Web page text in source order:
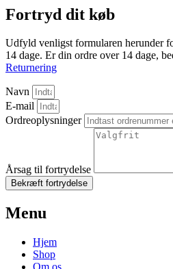
Fortryd dit køb
Udfyld venligst formularen herunder
14 dage. Er din ordre over 14 dage,
Returnering
Navn
E-mail
Ordreoplysninger
Årsag til fortrydelse
Bekræft fortrydelse
Menu
Hjem
Shop